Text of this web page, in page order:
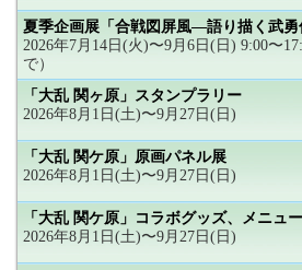
夏季企画展「合戦図屏風―語り描く武勇
2026年7月14日(火)〜9月6日(日) 9:00〜
で）
「大乱 関ヶ原」スタンプラリー
2026年8月1日(土)〜9月27日(日)
「大乱 関ケ原」原画パネル展
2026年8月1日(土)〜9月27日(日)
「大乱 関ケ原」コラボグッズ、メニュ
2026年8月1日(土)〜9月27日(日)